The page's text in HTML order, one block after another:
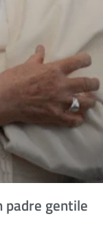
padre gentile